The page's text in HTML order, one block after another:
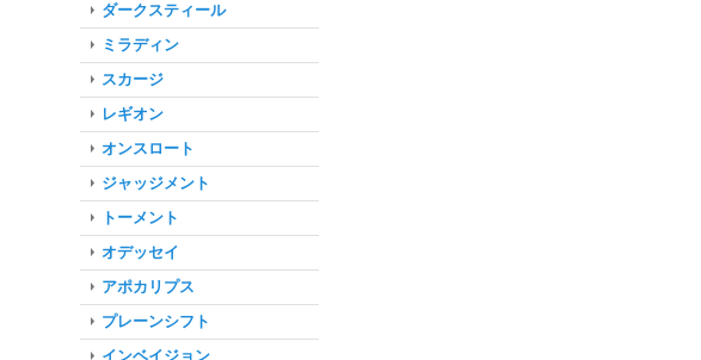
ダークスティール
ミラディン
スカージ
レギオン
オンスロート
ジャッジメント
トーメント
オデッセイ
アポカリプス
プレーンシフト
インベイジョン